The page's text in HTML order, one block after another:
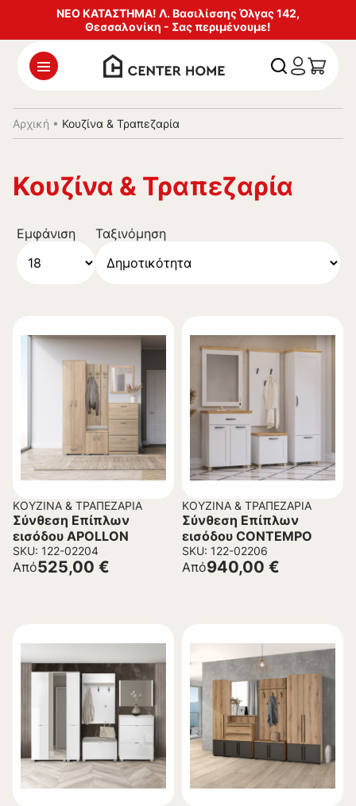
ΝΕΟ ΚΑΤΑΣΤΗΜΑ! Λ. Βασιλίσσης Όλγας 142,
Θεσσαλονίκη - Σας περιμένουμε!
Αρχική • Κουζίνα & Τραπεζαρία
Κουζίνα & Τραπεζαρία
Εμφάνιση Ταξινόμηση
ΚΟΥΖΊΝΑ & ΤΡΑΠΕΖΑΡΊΑ
Σύνθεση Επίπλων
εισόδου APOLLON
SKU: 122-02204
525,00 €
Από
ΚΟΥΖΊΝΑ & ΤΡΑΠΕΖΑΡΊΑ
Σύνθεση Επίπλων
εισόδου CONTEMPO
SKU: 122-02206
940,00 €
Από